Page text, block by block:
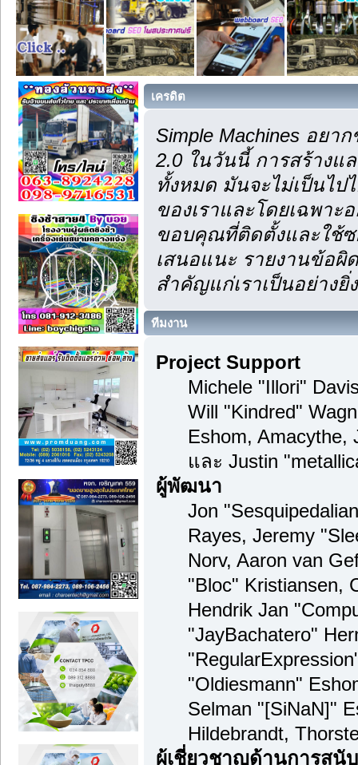
เครดิต
Simple Machines อย
2.0 ในวันนี้ การสร้างแ
ทั้งหมด มันจะไม่เป็นไป
ของเราและโดยเฉพาะ
ขอบคุณที่ติดตั้งและใช้ซ
เสนอแนะ รายงานข้อผิ
สำคัญแก่เราเป็นอย่างยิ่ง
ทีมงาน
Project Support
Michele "Illori"
Will "Kindred"
Eshom, Amacythe,
และ Justin
ผู้พัฒนา
Jon
Rayes, Jeremy
Norv, Aaron van
"Bloc" Kristiansen,
Hendrik Jan
"JayBachatero"
"Oldiesmann"
Selman "[SiNaN]"
Hildebrandt,
ผู้เชี่ยวชาญด้านการสนั